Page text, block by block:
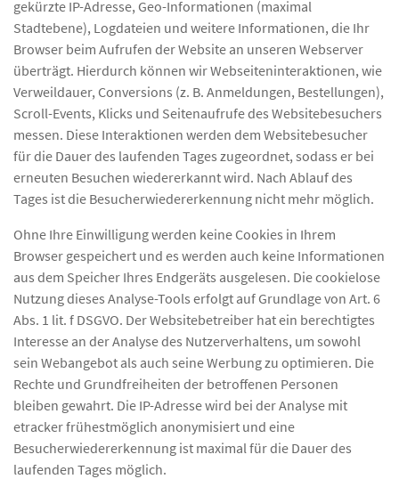
gekürzte IP-Adresse, Geo-Informationen (maximal
Stadtebene), Logdateien und weitere Informationen, die Ihr
Browser beim Aufrufen der Website an unseren Webserver
überträgt. Hierdurch können wir Webseiteninteraktionen, wie
Verweildauer, Conversions (z. B. Anmeldungen, Bestellungen),
Scroll-Events, Klicks und Seitenaufrufe des Websitebesuchers
messen. Diese Interaktionen werden dem Websitebesucher
für die Dauer des laufenden Tages zugeordnet, sodass er bei
erneuten Besuchen wiedererkannt wird. Nach Ablauf des
Tages ist die Besucherwiedererkennung nicht mehr möglich.
Ohne Ihre Einwilligung werden keine Cookies in Ihrem
Browser gespeichert und es werden auch keine Informationen
aus dem Speicher Ihres Endgeräts ausgelesen. Die cookielose
Nutzung dieses Analyse-Tools erfolgt auf Grundlage von Art. 6
Abs. 1 lit. f DSGVO. Der Websitebetreiber hat ein berechtigtes
Interesse an der Analyse des Nutzerverhaltens, um sowohl
sein Webangebot als auch seine Werbung zu optimieren. Die
Rechte und Grundfreiheiten der betroffenen Personen
bleiben gewahrt. Die IP-Adresse wird bei der Analyse mit
etracker frühestmöglich anonymisiert und eine
Besucherwiedererkennung ist maximal für die Dauer des
laufenden Tages möglich.